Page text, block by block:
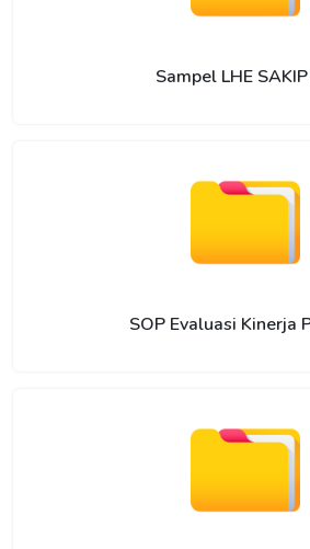
Sampel LHE
SOP Evaluasi Kinerja